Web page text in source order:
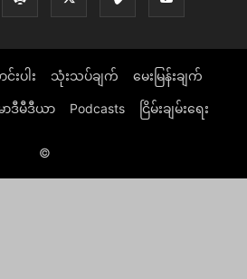
းပါး သုံးသပ်ချက် မေးမြန်းချက်
ာဒီမီဒီယာ Podcasts ငြိမ်းချမ်းရေး
©